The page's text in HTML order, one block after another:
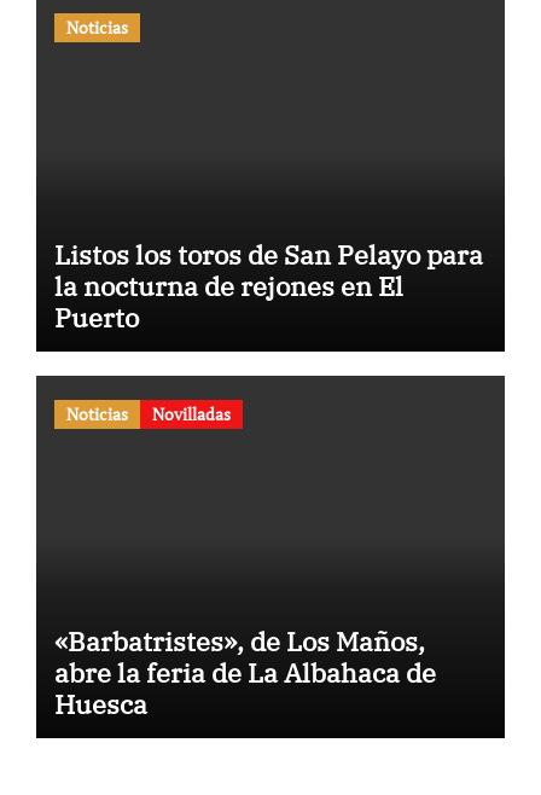
Noticias
Listos los toros de San Pelayo para
la nocturna de rejones en El
Puerto
Noticias Novilladas
«Barbatristes», de Los Maños,
abre la feria de La Albahaca de
Huesca